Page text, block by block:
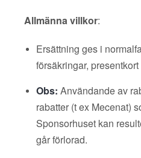
Allmänna villkor:
Ersättning ges i
försäkringar, presentkort
Obs: Användande av
rabatter (t ex Mecenat)
Sponsorhuset kan
går förlorad.